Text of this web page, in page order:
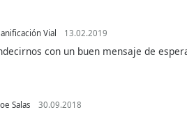
Vial 13.02.2019
con un buen mensaje de
Salas 30.09.2018